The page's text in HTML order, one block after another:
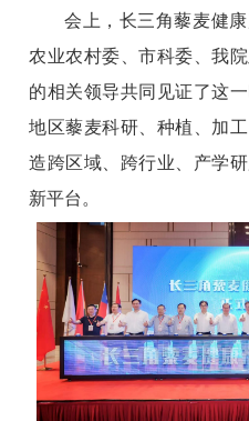
会上，长三角藜麦健
农业农村委、市科委、我
的相关领导共同见证了这
地区藜麦科研、种植、加
造跨区域、跨行业、产学
新平台。